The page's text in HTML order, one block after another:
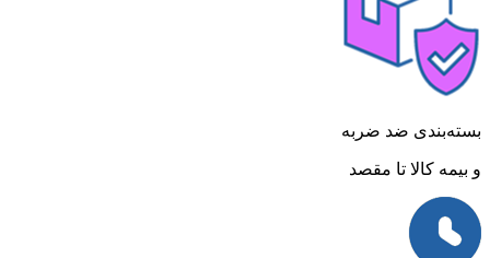
بسته‌بندی ضد ضربه
و بیمه کالا تا مقصد